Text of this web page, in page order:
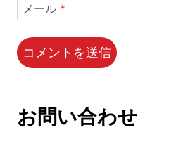
メール *
お問い合わせ